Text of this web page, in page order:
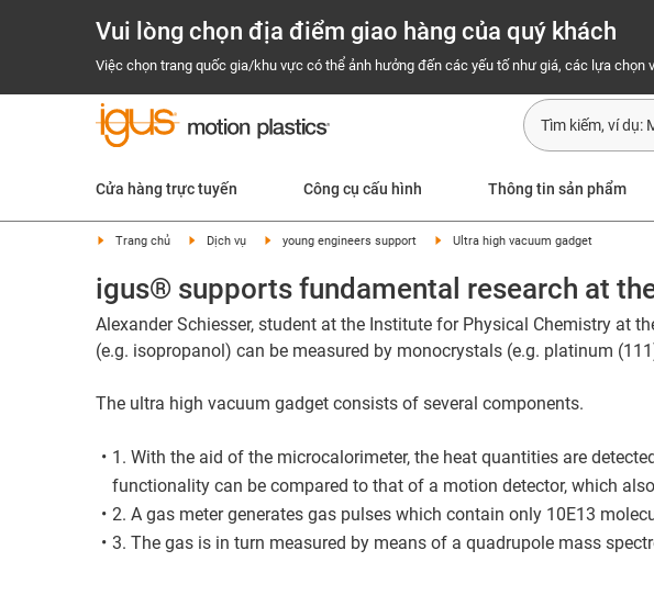
Vui lòng chọn địa điểm giao hàng của quý khách
Việc chọn trang quốc gia/khu vực có thể ảnh hưởng đến các yếu tố như giá, các lựa chọn
Cửa hàng trực tuyến Công cụ cấu hình Thông tin sản phẩm
Trang chủ Dịch vụ young engineers support Ultra high vacuum gadget
igus® supports fundamental research at
Alexander Schiesser, student at the Institute for Physical Chemistry at
(e.g. isopropanol) can be measured by monocrystals (e.g. platinum
The ultra high vacuum gadget consists of several components.
1. With the aid of the microcalorimeter, the heat quantities are
functionality can be compared to that of a motion detector, which
2. A gas meter generates gas pulses which contain only 10E13
3. The gas is in turn measured by means of a quadrupole mass